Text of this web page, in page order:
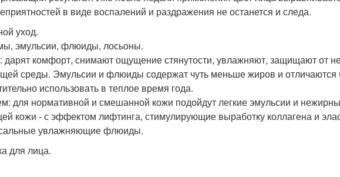
в виде воспалений и раздражения не останется и следа.
уход.
эмульсии, флюиды, лосьоны.
дарят комфорт, снимают ощущение стянутости, увлажняют, защищают от
среды. Эмульсии и флюиды содержат чуть меньше жиров и отличаются
использовать в теплое время года.
для нормативной и смешанной кожи подойдут легкие эмульсии и
кожи - с эффектом лифтинга, стимулирующие выработку коллагена и
увлажняющие флюиды.
для лица.